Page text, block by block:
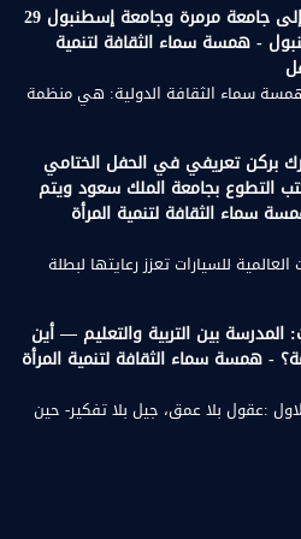
زيارة علمية إلى جامعة مرمرة وجامعة إسطنبول 29
- همسة سماء الثقافة لتنمية
سماء الثقافة الدولية: هي منظمة
بركن تعريفي في الحفل الختامي
التطوع بجامعة الملك سعود ويتم
سماء الثقافة لتنمية المرأة
للسيارات تعزز رعايتها لبطلة
المدرسة بين التربية والتعليم — أين
- همسة سماء الثقافة لتنمية المرأة
:عقول بلا عمق، جيل بلا تفكير- حين